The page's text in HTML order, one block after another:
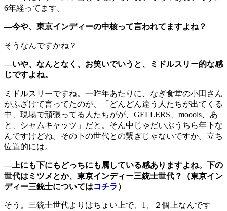
6年経ってます。
―今や、東京インディーの中核って言われてますよね？
そうなんですかね？
―いや、なんとなく、お笑いでいうと、ミドルスリー的な感
じですよね。
ミドルスリーですね。一昨年あたりに、なぎ食堂の小田さん
がふざけて言ってたのが、「どんどん違う人たちが出てくる
中、現場で頑張ってる人たちがが、GELLERS、moools、あ
と、シャムキャッツ」だと。そん中じゃだいぶうちら年下な
んですけどね。その下の世代との繋ぎじゃないですか。立ち
位置的には。
―上にも下にもどっちにも属している感ありますよね。下の
世代はミツメとか、東京インディー三銃士世代？（東京イン
ディー三銃士についてはコチラ ）
そう。三銃士世代よりはちょい上で、1、２個上なんです